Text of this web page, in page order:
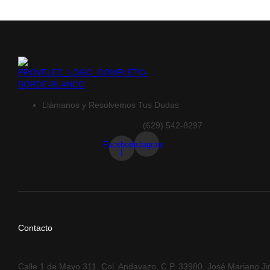
Llámanos y Resolvemos Tus Dudas
(629) 542-8297
Facebook-
f
Instagram
Contacto
Calle 1 de Mayo 311, Col. Andavazo, C.P. 33980, José Mariano